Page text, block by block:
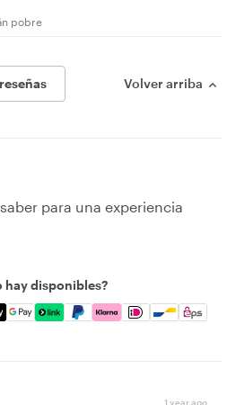
pobre
Volver arriba
para una experiencia
hay disponibles?
Discover, Apple Pay, Google
1 year ago